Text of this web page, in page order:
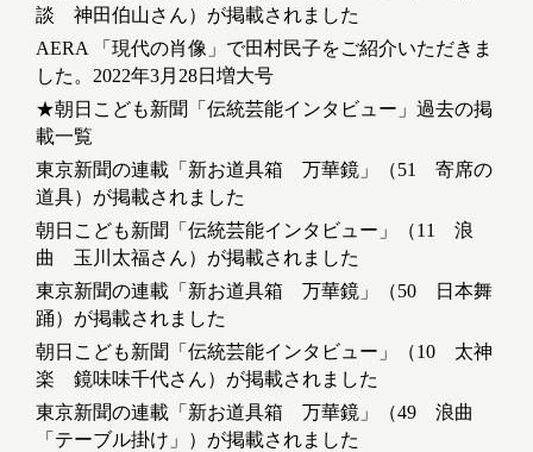
談 神田伯山さん）が掲載されました
AERA 「現代の肖像」で田村民子をご紹介いただきま
した。2022年3月28日増大号
★朝日こども新聞「伝統芸能インタビュー」過去の掲
載一覧
東京新聞の連載「新お道具箱 万華鏡」（51 寄席の
道具）が掲載されました
朝日こども新聞「伝統芸能インタビュー」（11 浪
曲 玉川太福さん）が掲載されました
東京新聞の連載「新お道具箱 万華鏡」（50 日本舞
踊）が掲載されました
朝日こども新聞「伝統芸能インタビュー」（10 太神
楽 鏡味味千代さん）が掲載されました
東京新聞の連載「新お道具箱 万華鏡」（49 浪曲
「テーブル掛け」）が掲載されました